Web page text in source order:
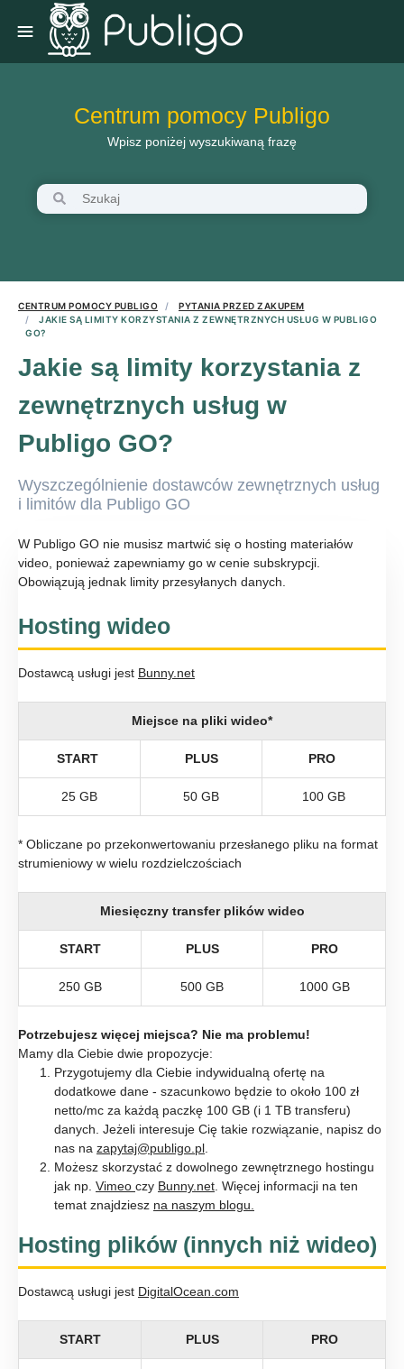
Centrum pomocy Publigo
Wpisz poniżej wyszukiwaną frazę
CENTRUM POMOCY PUBLIGO
PYTANIA PRZED ZAKUPEM
JAKIE SĄ LIMITY KORZYSTANIA Z ZEWNĘTRZNYCH USŁUG W PUBLIGO
GO?
Jakie są limity korzystania z
zewnętrznych usług w
Publigo GO?
Wyszczególnienie dostawców zewnętrznych usług
i limitów dla Publigo GO
W Publigo GO nie musisz martwić się o hosting materiałów
video, ponieważ zapewniamy go w cenie subskrypcji.
Obowiązują jednak limity przesyłanych danych.
Hosting wideo
Dostawcą usługi jest Bunny.net
Miejsce na pliki wideo*
START PLUS PRO
25 GB 50 GB 100 GB
* Obliczane po przekonwertowaniu przesłanego pliku na format
strumieniowy w wielu rozdzielczościach
Miesięczny transfer plików wideo
START PLUS PRO
250 GB 500 GB 1000 GB
Potrzebujesz więcej miejsca? Nie ma problemu!
Mamy dla Ciebie dwie propozycje:
Przygotujemy dla Ciebie indywidualną ofertę na
dodatkowe dane - szacunkowo będzie to około 100 zł
netto/mc za każdą paczkę 100 GB (i 1 TB transferu)
danych. Jeżeli interesuje Cię takie rozwiązanie, napisz do
nas na zapytaj@publigo.pl
Możesz skorzystać z dowolnego zewnętrznego hostingu
jak np. Vimeo czy Bunny.net . Więcej informacji na ten
temat znajdziesz na naszym blogu.
Hosting plików (innych niż wideo)
Dostawcą usługi jest DigitalOcean.com
START PLUS PRO